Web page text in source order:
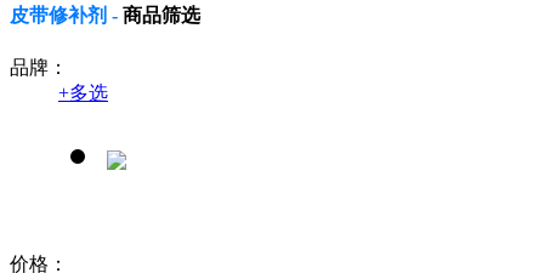
皮带修补剂 - 商品筛选
品牌：
+多选
价格：